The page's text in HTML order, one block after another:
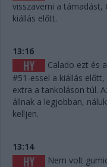
visszaverni a
kiállás előtt.
13:16
Calado ezt és
#51-essel a kiállás
extra a tankoláson túl.
állnak a legjobban,
kelljen.
13:14
Nem volt